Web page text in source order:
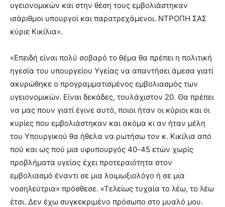
υγειονομικών και στην θέση τους εμβολιάστηκαν
ισάριθμοι υπουργοί και παρατρεχάμενοι. ΝΤΡΟΠΗ ΣΑΣ
κύριε Κικίλια».
«Επειδή είναι πολύ σοβαρό το θέμα θα πρέπει η πολιτική
ηγεσία του υπουργείου Υγείας να απαντήσει άμεσα γιατί
ακυρώθηκε ο προγραμματισμένος εμβολιασμός των
υγειονομικών. Είναι δεκάδες, τουλάχιστον 20. Θα πρέπει
να μας πουν γιατί έγινε αυτό, ποιοι ήταν οι κύριοι και οι
κυρίες που εμβολιάστηκαν και ακόμα κι αν ήταν μέλη
του Υπουργικού θα ήθελα να ρωτήσω τον κ. Κικίλια από
πού και ως πού μια υφυπουργός 40-45 ετών χωρίς
προβλήματα υγείας έχει προτεραιότητα στον
εμβολιασμό έναντι σε μια λοιμωξιολόγο ή σε μια
νοσηλεύτρια» πρόσθεσε. «Τελείως τυχαία το λέω, το λέω
έτσι. Δεν έχω συγκεκριμένο πρόσωπο στο μυαλό μου.